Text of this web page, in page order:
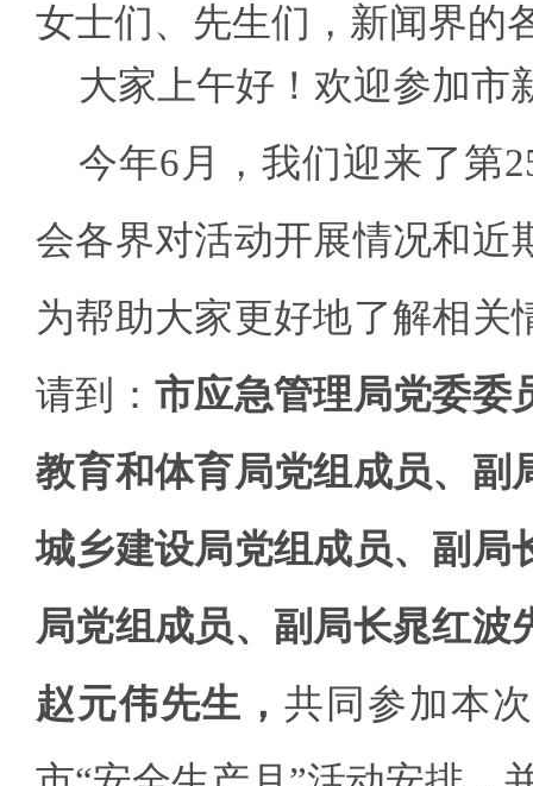
女士们、先生们，新闻界的
大家上午好！欢迎参加市
今年6月，我们迎来了第
会各界对活动开展情况和近
为帮助大家更好地了解相关
请到：市应急管理局党委委
教育和体育局党组成员、副
城乡建设局党组成员、副局
局党组成员、副局长晁红波
赵元伟先生，共同参加本